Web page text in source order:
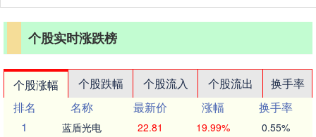
个股实时涨跌榜
个股涨幅 个股跌幅 个股流入 个股流出
换手率
排名
名称 最新价 涨幅
换手率
1
蓝盾光电 22.81 19.99% 0.55%